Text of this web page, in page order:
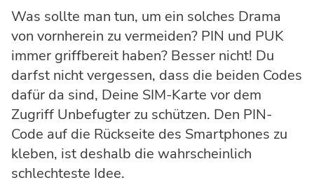
Was sollte man tun, um ein solches Drama
von vornherein zu vermeiden? PIN und PUK
immer griffbereit haben? Besser nicht! Du
darfst nicht vergessen, dass die beiden Codes
dafür da sind, Deine SIM-Karte vor dem
Zugriff Unbefugter zu schützen. Den PIN-
Code auf die Rückseite des Smartphones zu
kleben, ist deshalb die wahrscheinlich
schlechteste Idee.